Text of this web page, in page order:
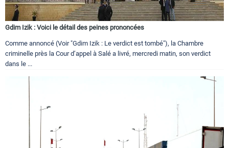
Gdim Izik : Voici le détail des peines prononcées
Comme annoncé (Voir "Gdim Izik : Le verdict est tombé"), la Chambre
criminelle près la Cour d’appel à Salé a livré, mercredi matin, son verdict
dans le ...